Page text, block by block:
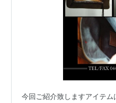
今回ご紹介致しますアイテ